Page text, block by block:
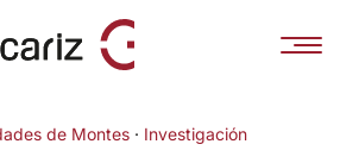
de Montes · Investigación